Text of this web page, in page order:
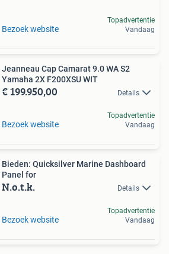
Bezoek website
Topadvertentie
Vandaag
Jeanneau Cap Camarat 9.0 WA S2
Yamaha 2X F200XSU WIT
€ 199.950,00 Details
Bezoek website
Topadvertentie
Vandaag
Bieden: Quicksilver Marine Dashboard
Panel for
N.o.t.k. Details
Bezoek website
Topadvertentie
Vandaag